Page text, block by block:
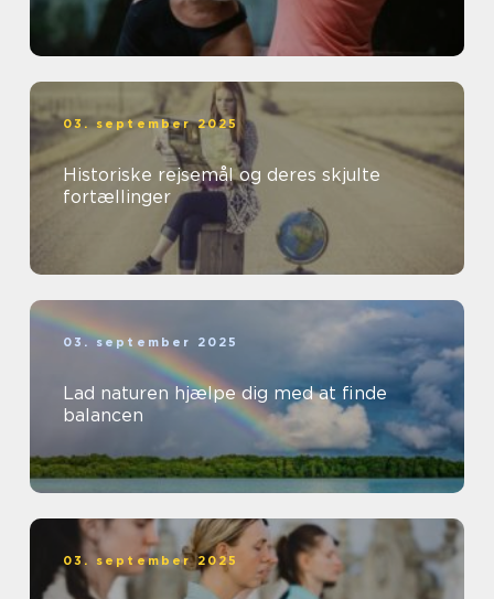
03. september 2025
Historiske rejsemål og deres skjulte
fortællinger
03. september 2025
Lad naturen hjælpe dig med at finde
balancen
03. september 2025